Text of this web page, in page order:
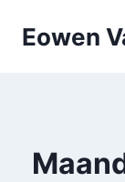
naarEowen